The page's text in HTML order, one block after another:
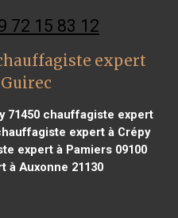
72 15 83 12
expert
71450 chauffagiste expert
expert à Crépy
expert à Pamiers 09100
à Auxonne 21130